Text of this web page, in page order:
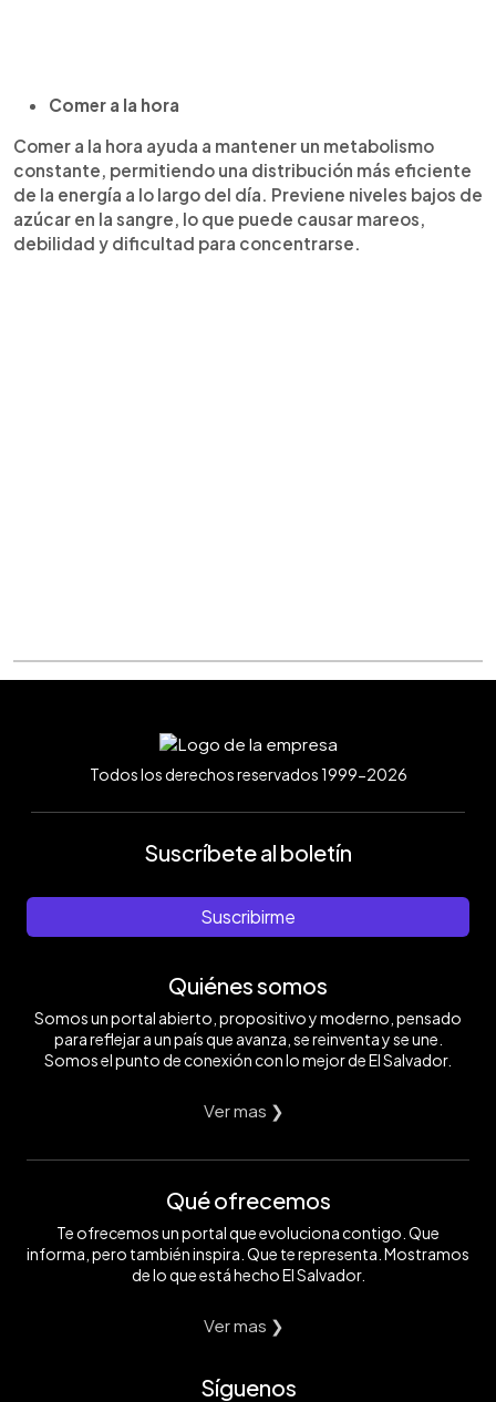
Comer a la hora
Comer a la hora ayuda a mantener un metabolismo
constante, permitiendo una distribución más eficiente
de la energía a lo largo del día. Previene niveles bajos de
azúcar en la sangre, lo que puede causar mareos,
debilidad y dificultad para concentrarse.
Todos los derechos reservados 1999-2026
Suscríbete al boletín
Suscribirme
Quiénes somos
Somos un portal abierto, propositivo y moderno, pensado
para reflejar a un país que avanza, se reinventa y se une.
Somos el punto de conexión con lo mejor de El Salvador.
Ver mas ❯
Qué ofrecemos
Te ofrecemos un portal que evoluciona contigo. Que
informa, pero también inspira. Que te representa. Mostramos
de lo que está hecho El Salvador.
Ver mas ❯
Síguenos